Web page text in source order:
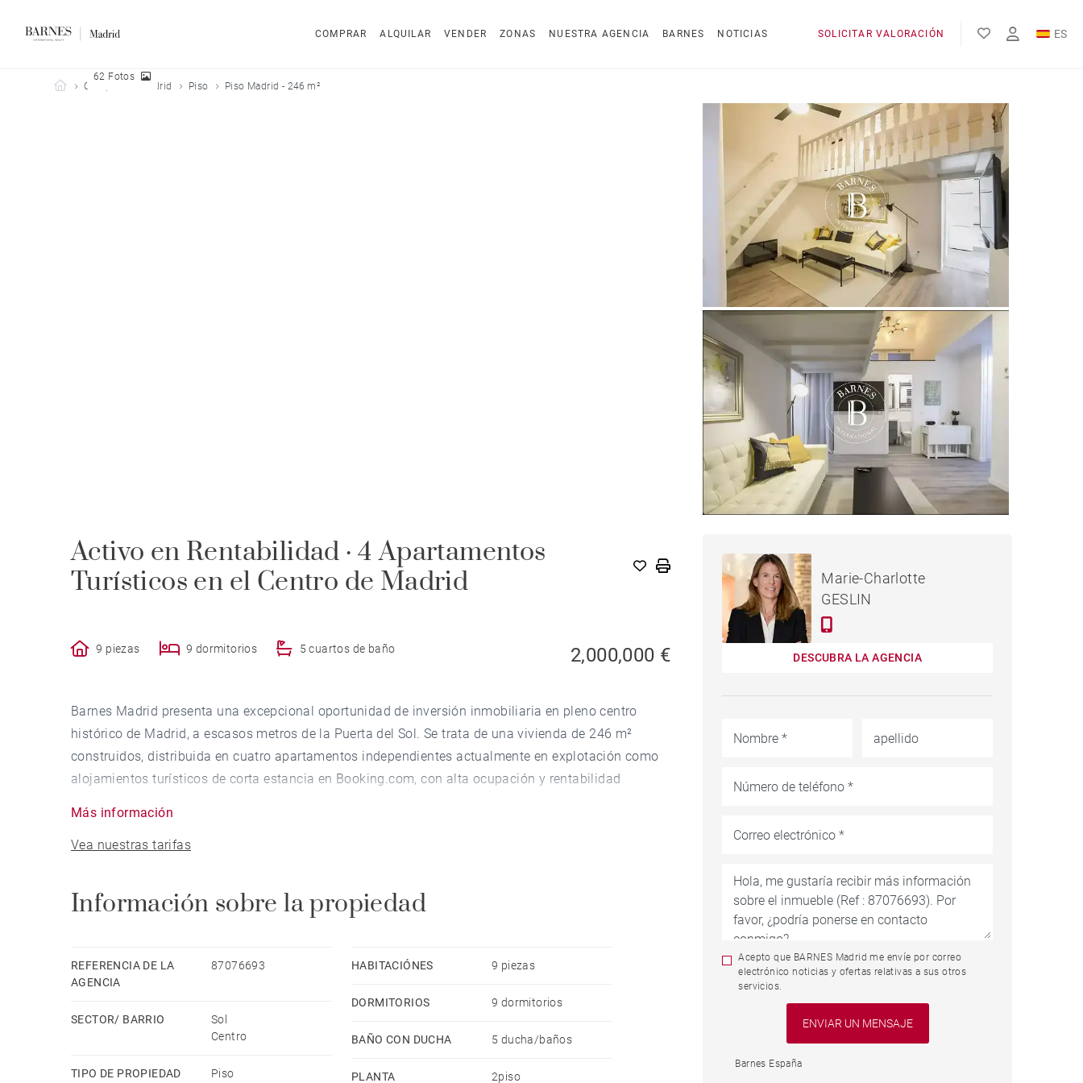
COMPRAR ALQUILAR VENDER ZONAS NUESTRA AGENCIA BARNES NOTICIAS SOLICITAR VALORACIÓN ES
EN
Barnes Madrid
Comprar Madrid Piso Piso Madrid - 246 m²
62 Fotos
Activo en Rentabilidad · 4 Apartamentos
Turísticos en el Centro de Madrid
9 piezas 9 dormitorios 5 cuartos de baño 2,000,000 €
Barnes Madrid presenta una excepcional oportunidad de inversión inmobiliaria en pleno centro
histórico de Madrid, a escasos metros de la Puerta del Sol. Se trata de una vivienda de 246 m²
construidos, distribuida en cuatro apartamentos independientes actualmente en explotación como
alojamientos turísticos de corta estancia en Booking.com, con alta ocupación y rentabilidad
El inmueble, ubicado en un edificio de carácter histórico construido en 1890, combina el encanto de
comercial y turístico más demandado de la capital, lo convierte en un activo de primer orden tanto
para inversores nacionales como internacionales.
LOS CUATRO APARTAMENTOS
Estudio acogedor y funcional, cuidadosamente equipado, ideal para estancias en pareja o viajeros
comercializado con excelentes valoraciones en plataformas de alquiler vacacional.
Más información
Vea nuestras tarifas
Información sobre la propiedad
REFERENCIA DE LA
AGENCIA
87076693
SECTOR/ BARRIO
Sol
Centro
TIPO DE PROPIEDAD Piso
HABITACIÓNES 9 piezas
DORMITORIOS 9 dormitorios
BAÑO CON DUCHA 5 ducha/baños
PLANTA 2piso
PISO MADRID - 246 M²
Marie-Charlotte
GESLIN
DESCUBRA LA AGENCIA
Acepto que BARNES Madrid me envíe por correo
electrónico noticias y ofertas relativas a sus otros
servicios.
Barnes España